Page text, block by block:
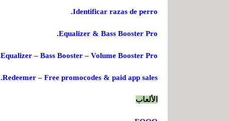
Identificar razas de perro.
Equalizer & Bass Booster Pro.
Equalizer – Bass Booster – Volume Booster Pro.
Redeemer – Free promocodes & paid app sales.
الألعاب